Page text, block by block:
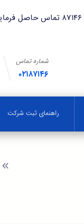
شماره تماس
۰۲۱۸۷۱۴۶
راهنمای ثبت شرکت